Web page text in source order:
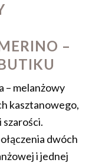
–
– melanżowy
kasztanowego,
dwóch
i jednej